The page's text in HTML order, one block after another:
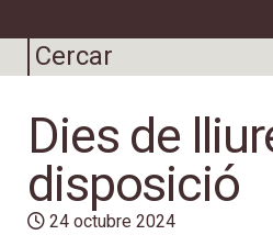
Dies de
disposició
24 octubre 2024